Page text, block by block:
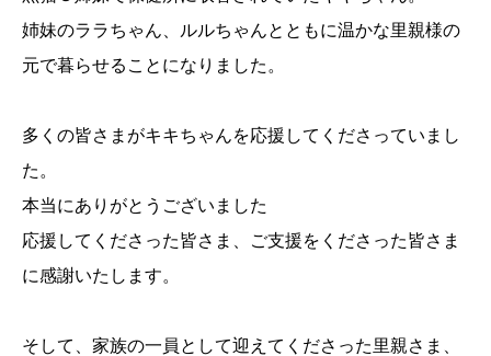
姉妹のララちゃん、ルルちゃんとともに温かな里親様の
元で暮らせることになりました。
多くの皆さまがキキちゃんを応援してくださっていまし
た。
本当にありがとうございました
応援してくださった皆さま、ご支援をくださった皆さま
に感謝いたします。
そして、家族の一員として迎えてくださった里親さま、